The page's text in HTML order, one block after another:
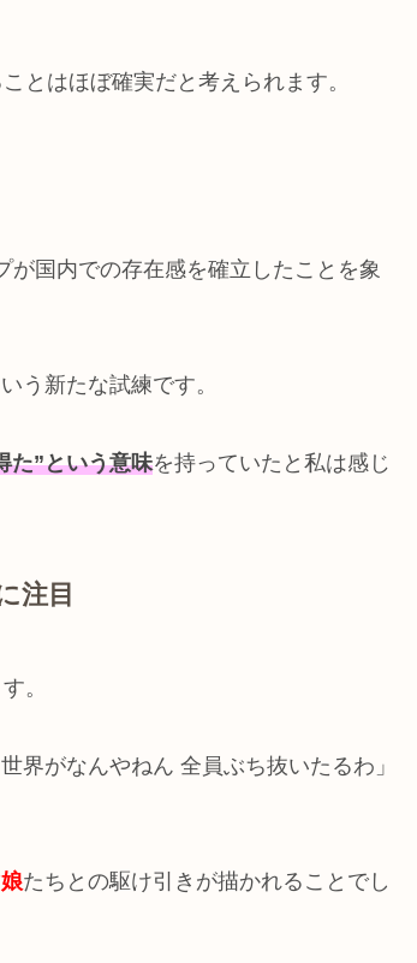
とはほぼ確実だと考えられます。
国内での存在感を確立したことを象
う新たな試練です。
た”という意味を持っていたと私は感じ
注目
。
世界がなんやねん 全員ぶち抜いたるわ」
たちとの駆け引きが描かれることでし